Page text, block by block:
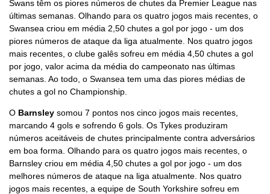
Swans têm os piores números de chutes da Premier League nas
últimas semanas. Olhando para os quatro jogos mais recentes, o
Swansea criou em média 2,50 chutes a gol por jogo - um dos
piores números de ataque da liga atualmente. Nos quatro jogos
mais recentes, o clube galês sofreu em média 4,50 chutes a gol
por jogo, valor acima da média do campeonato nas últimas
semanas. Ao todo, o Swansea tem uma das piores médias de
chutes a gol no Championship.
O Barnsley somou 7 pontos nos cinco jogos mais recentes,
marcando 4 gols e sofrendo 6 gols. Os Tykes produziram
números aceitáveis de chutes principalmente contra adversários
em boa forma. Olhando para os quatro jogos mais recentes, o
Barnsley criou em média 4,50 chutes a gol por jogo - um dos
melhores números de ataque na liga atualmente. Nos quatro
jogos mais recentes, a equipe de South Yorkshire sofreu em